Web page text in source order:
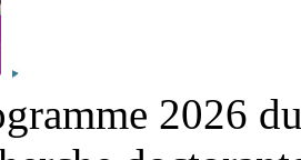
2026